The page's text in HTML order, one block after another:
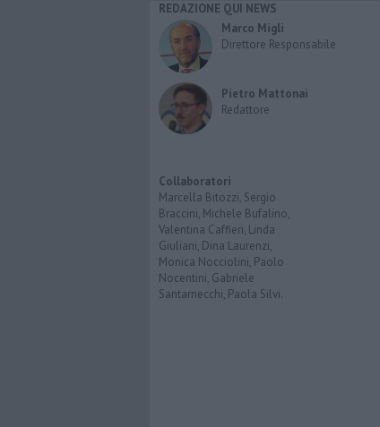
REDAZIONE QUI NEWS
Marco Migli
Direttore Responsabile
Pietro Mattonai
Redattore
Collaboratori
Marcella Bitozzi, Sergio
Braccini, Michele Bufalino,
Valentina Caffieri, Linda
Giuliani, Dina Laurenzi,
Monica Nocciolini, Paolo
Nocentini, Gabriele
Santarnecchi, Paola Silvi.